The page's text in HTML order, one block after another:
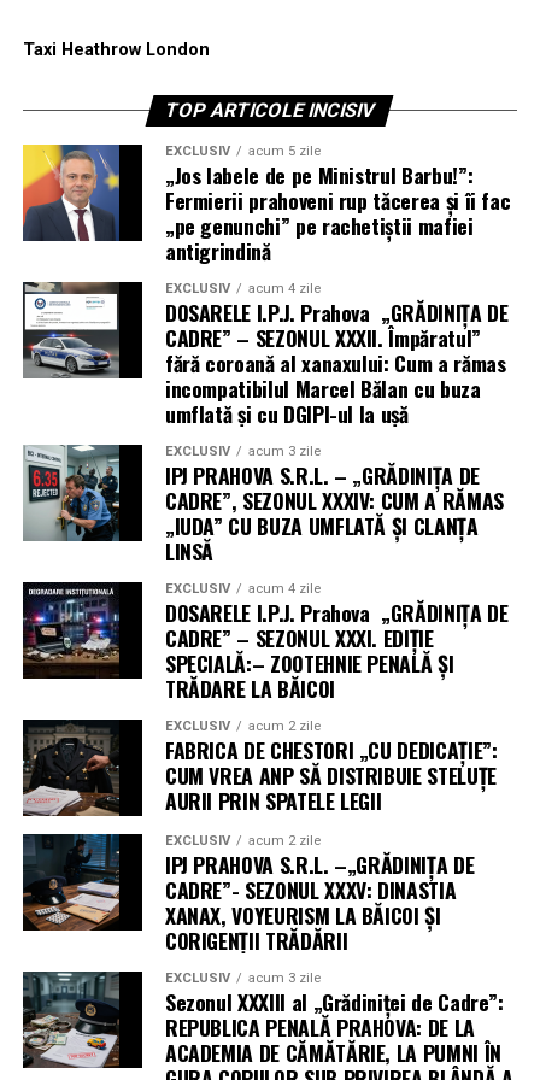
Popescu Marian „Năvodarul”
din funcția de șef BCI, inclusiv șefi de post care își
încarcă SUV-urile electrice din priza instituției –
dosare penale pentru furt de energie electrică, în
timp ce marile prejudicii stau sub batista de pe
țambal.
Naționale și Europenenu face decât să confirme
diagnosticul:
IPJ Prahova nu mai are „șefi”, are o colecție de
personaje – arogante, periculoase, goale profesional
– lipite cu bandă adezivă de scaune prin
împuterniciri succesive.
„GRĂDINIȚA DE CADRE”:
ADUNĂTURĂ FĂRĂ COLOANĂ, DAR
CU VISE UMEDE DE FUNCȚIE
Privind tabloul acestui concurs, așa cum reiese din
dezvăluirile și caracterizările publicate deIncisiv de
, concluzia e dură:
un șef împuternicit,Dinu Mihai, care cade în cap cu
2,66, deși pozează în „polițist bine pregătit”;
labilitate și lipsă de loialitate, nu prin performanță;
„decoruri” umane, mutălăi și plimbători de hârtii;
filosofi de birou, aroganți până la cer, dar rupți de
practica reală;
și, în umbră, un „mare absent” ca Grancea Cătălin,
prezentat ca foarte bine pregătit, dar mușcat și el
de virusul aroganței și al memoriei selective.
Taxi Heathrow London
TOP ARTICOLE INCISIV
EXCLUSIV acum 5 zile
„Jos labele de pe Ministrul Barbu!”:
Fermierii prahoveni rup tăcerea și îi fac
„pe genunchi” pe rachetiștii mafiei
antigrindină
EXCLUSIV acum 4 zile
DOSARELE I.P.J. Prahova „GRĂDINIȚA DE
CADRE” – SEZONUL XXXII. Împăratul”
fără coroană al xanaxului: Cum a rămas
incompatibilul Marcel Bălan cu buza
umflată și cu DGIPI-ul la ușă
EXCLUSIV acum 3 zile
IPJ PRAHOVA S.R.L. – „GRĂDINIȚA DE
CADRE”, SEZONUL XXXIV: CUM A RĂMAS
„IUDA” CU BUZA UMFLATĂ ȘI CLANȚA
LINSĂ
EXCLUSIV acum 4 zile
DOSARELE I.P.J. Prahova „GRĂDINIȚA DE
CADRE” – SEZONUL XXXI. EDIȚIE
SPECIALĂ:– ZOOTEHNIE PENALĂ ȘI
TRĂDARE LA BĂICOI
EXCLUSIV acum 2 zile
FABRICA DE CHESTORI „CU DEDICAȚIE”:
CUM VREA ANP SĂ DISTRIBUIE STELUȚE
AURII PRIN SPATELE LEGII
EXCLUSIV acum 2 zile
IPJ PRAHOVA S.R.L. –„GRĂDINIȚA DE
CADRE”- SEZONUL XXXV: DINASTIA
XANAX, VOYEURISM LA BĂICOI ȘI
CORIGENȚII TRĂDĂRII
EXCLUSIV acum 3 zile
Sezonul XXXIII al „Grădiniței de Cadre”:
REPUBLICA PENALĂ PRAHOVA: DE LA
ACADEMIA DE CĂMĂTĂRIE, LA PUMNI ÎN